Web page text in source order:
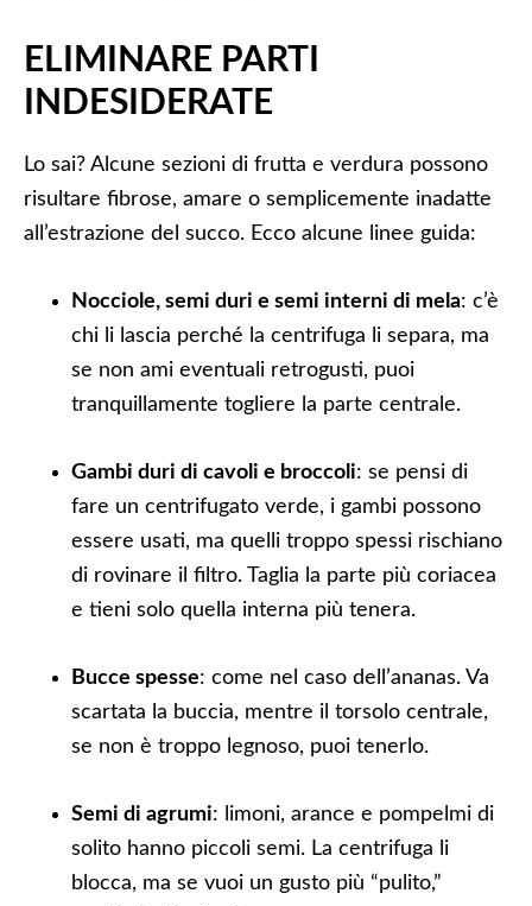
ELIMINARE PARTI
INDESIDERATE
Lo sai? Alcune sezioni di frutta e verdura possono
risultare fibrose, amare o semplicemente inadatte
all’estrazione del succo. Ecco alcune linee guida:
Nocciole, semi duri e semi interni di mela: c’è
chi li lascia perché la centrifuga li separa, ma
se non ami eventuali retrogusti, puoi
tranquillamente togliere la parte centrale.
Gambi duri di cavoli e broccoli: se pensi di
fare un centrifugato verde, i gambi possono
essere usati, ma quelli troppo spessi rischiano
di rovinare il filtro. Taglia la parte più coriacea
e tieni solo quella interna più tenera.
Bucce spesse: come nel caso dell’ananas. Va
scartata la buccia, mentre il torsolo centrale,
se non è troppo legnoso, puoi tenerlo.
Semi di agrumi: limoni, arance e pompelmi di
solito hanno piccoli semi. La centrifuga li
blocca, ma se vuoi un gusto più “pulito,”